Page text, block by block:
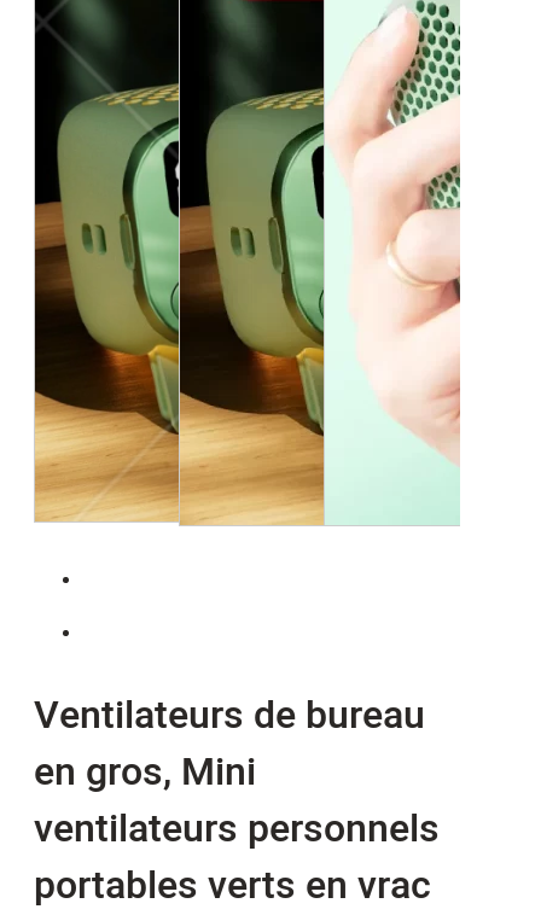
Ventilateurs de bureau
en gros, Mini
ventilateurs personnels
portables verts en vrac